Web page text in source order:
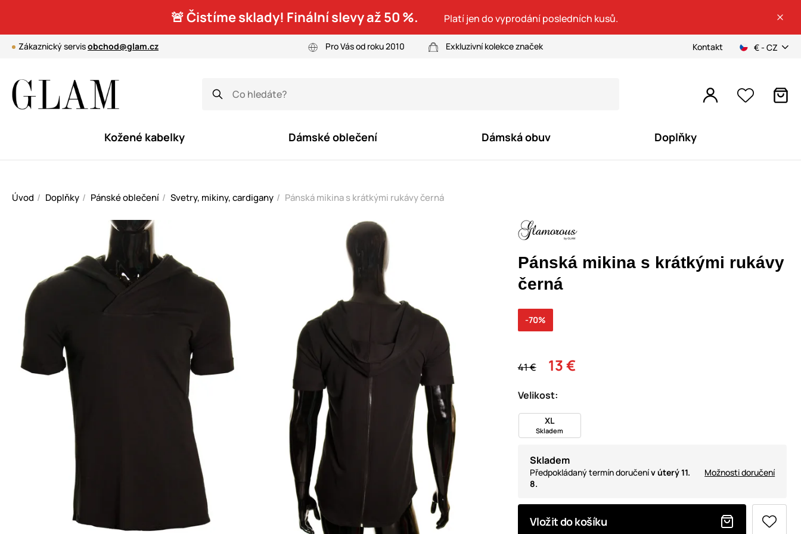
🚨 Čistíme sklady! Finální slevy až 50 %. Platí jen do vyprodání posledních kusů.
Zákaznický servisobchod@glam.cz Pro Vás od roku 2010 Exkluzivní kolekce značek Kontakt € - CZ
Kožené kabelky Dámské oblečení Dámská obuv Doplňky
Úvod Doplňky Pánské oblečení Svetry, mikiny, cardigany Pánská mikina s krátkými rukávy černá
Pánská mikina s krátkými rukávy
černá
41 € 13 €
-70%
Velikost:
XL
Skladem
Skladem
Předpokládaný termín doručenív úterý 11.
8.
Možnosti doručení
Vložit do košíku